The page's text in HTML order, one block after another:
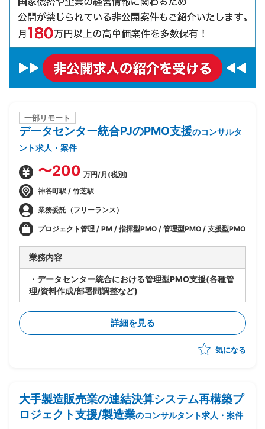
一部リモート
データセンター統合PJのPMO支援のコンサルタ
ント求人・案件
〜200 万円/月(税別)
神谷町駅 / 竹芝駅
業務委託（フリーランス）
プロジェクト管理 / PM / 指揮型PMO / 管理型PMO / 支援型PMO
業務内容
・データセンター統合における管理型PMO支援(各種管
理/資料作成/部署間調整など)
詳細を見る
気になる
大手製造販売業の連結決算システム再構築プ
ロジェクト支援/製造業のコンサルタント求人・案件